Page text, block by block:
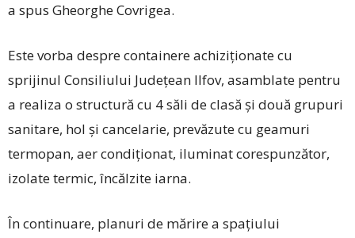
a spus ­Gheorghe Covrigea.
Este vorba despre containere achiziționate cu
sprijinul Consiliului Județean Ilfov, asamblate pentru
a realiza o structură cu 4 săli de clasă și două grupuri
sanitare, hol și cancelarie, prevăzute cu geamuri
termopan, aer condiționat, iluminat corespunzător,
izolate termic, încălzite iarna.
În continuare, planuri de mărire a spațiului